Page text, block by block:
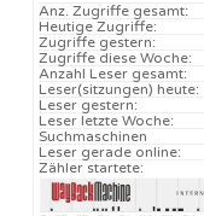
Anz. Zugriffe gesamt:
Heutige Zugriffe:
Zugriffe gestern:
Zugriffe diese Woche:
Anzahl Leser gesamt:
Leser(sitzungen) heute:
Leser gestern:
Leser letzte Woche:
Suchmaschinen
Leser gerade online:
Zähler startete: